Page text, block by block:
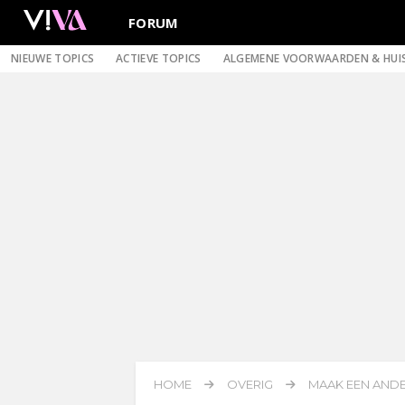
FORUM
NIEUWE TOPICS ACTIEVE TOPICS ALGEMENE VOORWAARDEN &
HOME OVERIG MAAK EEN